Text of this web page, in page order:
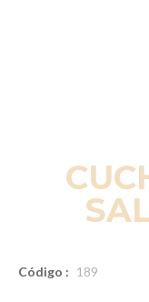
Código : 189